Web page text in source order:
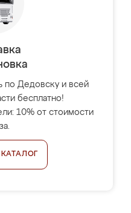
по Дедовску и всей
бесплатно!
10% от стоимости